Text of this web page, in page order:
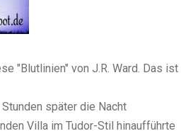
"Blutlinien" von J.R. Ward. Das ist
später die Nacht
Villa im Tudor-Stil hinaufführte